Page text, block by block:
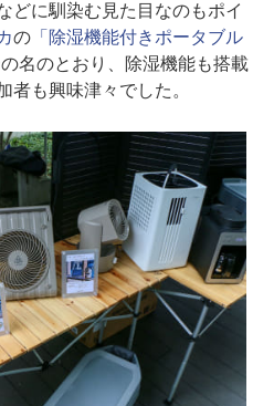
どに馴染む見た目なのもポイ
の「除湿機能付きポータブル
名のとおり、除湿機能も搭載
者も興味津々でした。